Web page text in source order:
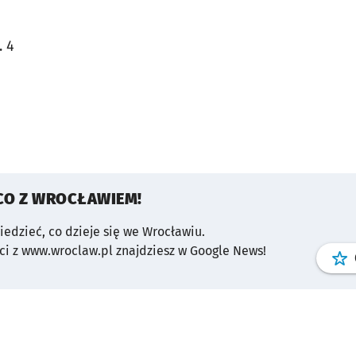
4
Z WROCŁAWIEM!
co dzieje się we Wrocławiu.
z www.wroclaw.pl znajdziesz w Google News!